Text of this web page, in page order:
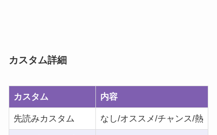
カスタム詳細
カスタム 内容
先読みカスタム なし/オススメ/チャンス/熱